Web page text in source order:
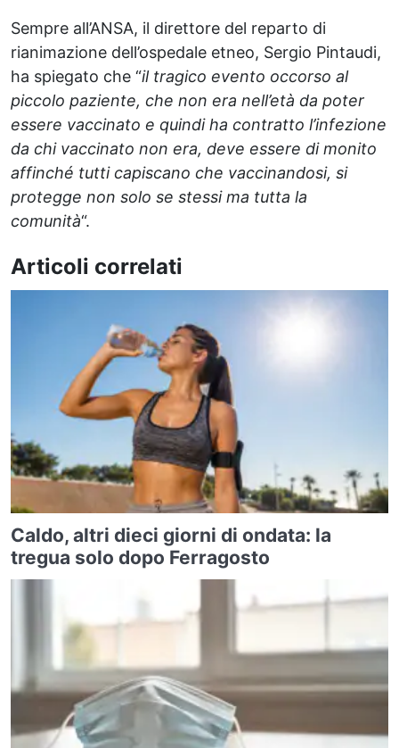
Sempre all’ANSA, il direttore del reparto di
rianimazione dell’ospedale etneo, Sergio Pintaudi,
ha spiegato che “il tragico evento occorso al
piccolo paziente, che non era nell’età da poter
essere vaccinato e quindi ha contratto l’infezione
da chi vaccinato non era, deve essere di monito
affinché tutti capiscano che vaccinandosi, si
protegge non solo se stessi ma tutta la
comunità“.
Articoli correlati
Caldo, altri dieci giorni di ondata: la
tregua solo dopo Ferragosto